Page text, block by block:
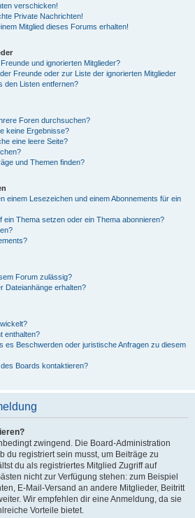
verschicken!
Private Nachrichten!
Mitglied dieses Forums erhalten!
und ignorierten Mitglieder?
Freunde oder zur Liste der ignorierten Mitglieder
den Listen entfernen?
Foren durchsuchen?
keine Ergebnisse?
eine leere Seite?
und Themen finden?
einem Lesezeichen und einem Abonnements für ein
ein Thema setzen oder ein Thema abonnieren?
Forum zulässig?
Dateianhänge erhalten?
enthalten?
es Beschwerden oder juristische Anfragen zu diesem
Boards kontaktieren?
zwingend. Die Board-Administration
du registriert sein musst, um Beiträge zu
du als registriertes Mitglied Zugriff auf
nicht zur Verfügung stehen: zum Beispiel
E-Mail-Versand an andere Mitglieder, Beitritt
Wir empfehlen dir eine Anmeldung, da sie
Vorteile bietet.